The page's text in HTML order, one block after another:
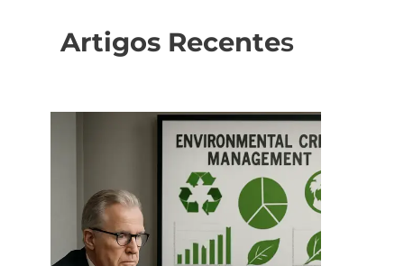
Artigos Recentes